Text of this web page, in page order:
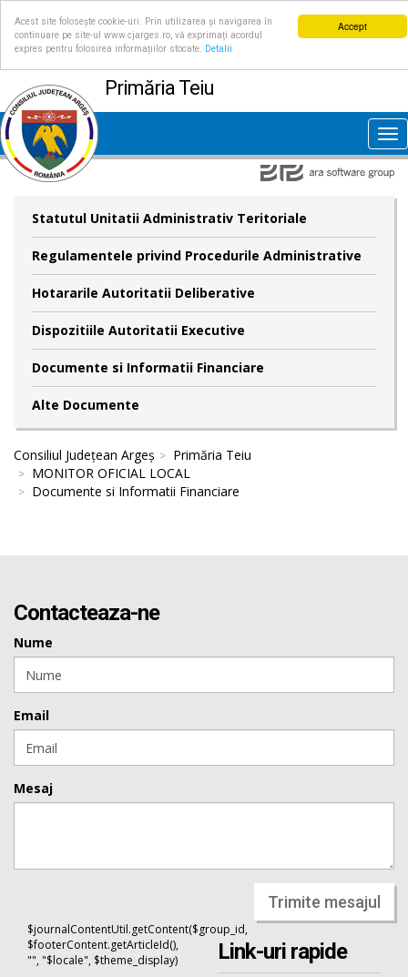
Accept
Acest site folosește cookie-uri. Prin utilizarea și navigarea în
continuare pe site-ul www.cjarges.ro, vă exprimați acordul
expres pentru folosirea informațiilor stocate.
Detalii
Primăria Teiu
Statutul Unitatii Administrativ Teritoriale
Regulamentele privind Procedurile Administrative
Hotararile Autoritatii Deliberative
Dispozitiile Autoritatii Executive
Documente si Informatii Financiare
Alte Documente
Consiliul Județean Argeș
Primăria Teiu
MONITOR OFICIAL LOCAL
Documente si Informatii Financiare
Contacteaza-ne
Nume
Email
Mesaj
Trimite mesajul
$journalContentUtil.getContent($group_id,
$footerContent.getArticleId(),
"", "$locale", $theme_display)
Link-uri rapide